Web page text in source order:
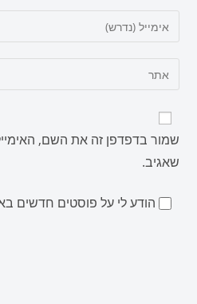
שמור בדפדפן זה את השם,
שאגיב.
הודע לי על פוסטים חדשים